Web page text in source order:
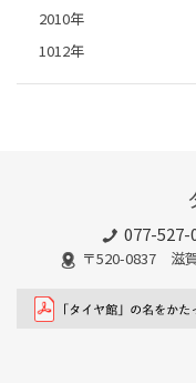
2010年
1012年
077-527-
〒520-0837 滋